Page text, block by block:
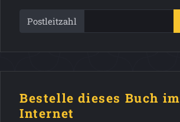
Postleitzahl
Bestelle dieses Buch im
Internet